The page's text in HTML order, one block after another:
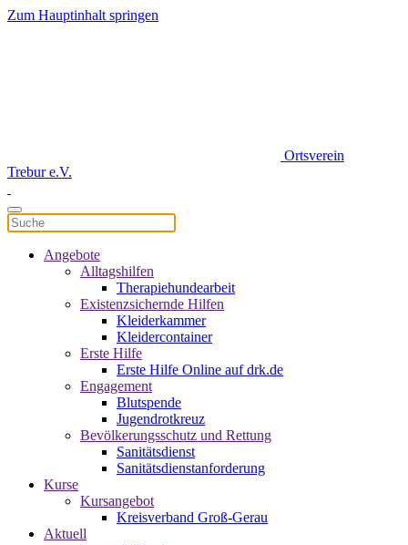
Zum Hauptinhalt springen
Ortsverein
Trebur e.V.
Angebote
Alltagshilfen
Therapiehundearbeit
Existenzsichernde Hilfen
Kleiderkammer
Kleidercontainer
Erste Hilfe
Erste Hilfe Online auf drk.de
Engagement
Blutspende
Jugendrotkreuz
Bevölkerungsschutz und Rettung
Sanitätsdienst
Sanitätsdienstanforderung
Kurse
Kursangebot
Kreisverband Groß-Gerau
Aktuell